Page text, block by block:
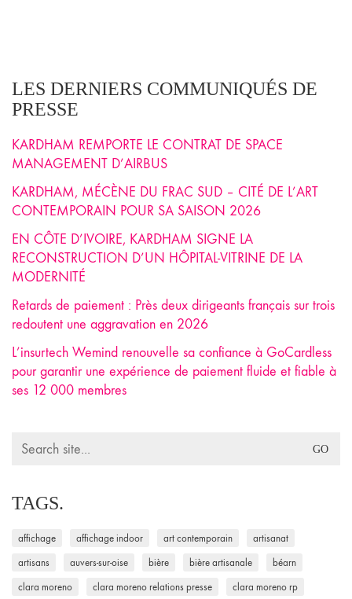
LES DERNIERS COMMUNIQUÉS DE
PRESSE
KARDHAM REMPORTE LE CONTRAT DE SPACE
MANAGEMENT D’AIRBUS
KARDHAM, MÉCÈNE DU FRAC SUD – CITÉ DE L’ART
CONTEMPORAIN POUR SA SAISON 2026
EN CÔTE D’IVOIRE, KARDHAM SIGNE LA
RECONSTRUCTION D’UN HÔPITAL-VITRINE DE LA
MODERNITÉ
Retards de paiement : Près deux dirigeants français sur trois
redoutent une aggravation en 2026
L’insurtech Wemind renouvelle sa confiance à GoCardless
pour garantir une expérience de paiement fluide et fiable à
ses 12 000 membres
Search
TAGS.
affichage affichage indoor art contemporain artisanat
artisans auvers-sur-oise bière bière artisanale béarn
clara moreno clara moreno relations presse clara moreno rp